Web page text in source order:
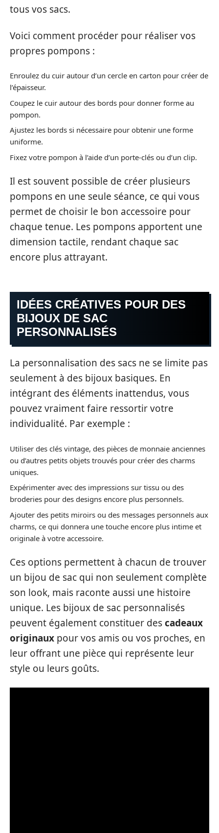
tous vos sacs.
Voici comment procéder pour réaliser vos
propres pompons :
Enroulez du cuir autour d’un cercle en carton pour créer de
l’épaisseur.
Coupez le cuir autour des bords pour donner forme au
pompon.
Ajustez les bords si nécessaire pour obtenir une forme
uniforme.
Fixez votre pompon à l’aide d’un porte-clés ou d’un clip.
Il est souvent possible de créer plusieurs
pompons en une seule séance, ce qui vous
permet de choisir le bon accessoire pour
chaque tenue. Les pompons apportent une
dimension tactile, rendant chaque sac
encore plus attrayant.
IDÉES CRÉATIVES POUR DES
BIJOUX DE SAC
PERSONNALISÉS
La personnalisation des sacs ne se limite pas
seulement à des bijoux basiques. En
intégrant des éléments inattendus, vous
pouvez vraiment faire ressortir votre
individualité. Par exemple :
Utiliser des clés vintage, des pièces de monnaie anciennes
ou d’autres petits objets trouvés pour créer des charms
uniques.
Expérimenter avec des impressions sur tissu ou des
broderies pour des designs encore plus personnels.
Ajouter des petits miroirs ou des messages personnels aux
charms, ce qui donnera une touche encore plus intime et
originale à votre accessoire.
Ces options permettent à chacun de trouver
un bijou de sac qui non seulement complète
son look, mais raconte aussi une histoire
unique. Les bijoux de sac personnalisés
peuvent également constituer descadeaux
originaux pour vos amis ou vos proches, en
leur offrant une pièce qui représente leur
style ou leurs goûts.